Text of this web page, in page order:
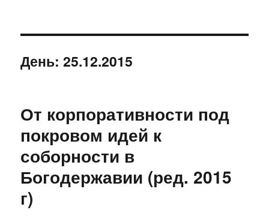
День:25.12.2015
От корпоративности под
покровом идей к
соборности в
Богодержавии (ред. 2015
г)